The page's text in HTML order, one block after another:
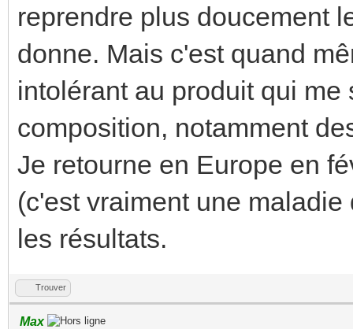
reprendre plus doucement
donne. Mais c'est quand
intolérant au produit qui
composition, notamment
Je retourne en Europe en
(c'est vraiment une
les résultats.
Trouver
Max